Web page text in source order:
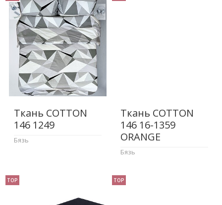
Ткань COTTON
146 1249
Бязь
Ткань COTTON
146 16-1359
ORANGE
Бязь
TOP TOP